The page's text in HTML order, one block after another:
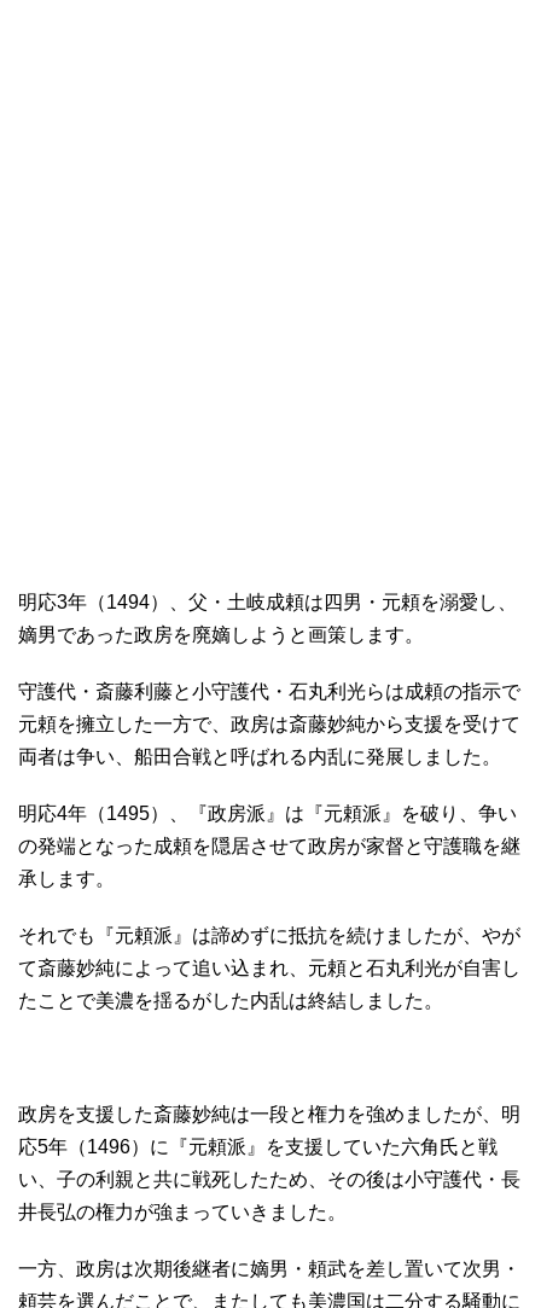
明応3年（1494）、父・土岐成頼は四男・元頼を溺愛し、
嫡男であった政房を廃嫡しようと画策します。
守護代・斎藤利藤と小守護代・石丸利光らは成頼の指示で
元頼を擁立した一方で、政房は斎藤妙純から支援を受けて
両者は争い、船田合戦と呼ばれる内乱に発展しました。
明応4年（1495）、『政房派』は『元頼派』を破り、争い
の発端となった成頼を隠居させて政房が家督と守護職を継
承します。
それでも『元頼派』は諦めずに抵抗を続けましたが、やが
て斎藤妙純によって追い込まれ、元頼と石丸利光が自害し
たことで美濃を揺るがした内乱は終結しました。
政房を支援した斎藤妙純は一段と権力を強めましたが、明
応5年（1496）に『元頼派』を支援していた六角氏と戦
い、子の利親と共に戦死したため、その後は小守護代・長
井長弘の権力が強まっていきました。
一方、政房は次期後継者に嫡男・頼武を差し置いて次男・
頼芸を選んだことで、またしても美濃国は二分する騒動に